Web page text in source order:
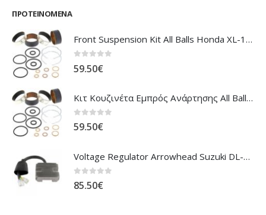
ΠΡΟΤΕΙΝΌΜΕΝΑ
Front Suspension Kit All Balls Honda XL-1000V Varadero
59.50€
Κιτ Κουζινέτα Εμπρός Ανάρτησης All Balls Honda CBR-1100XX Blackbird
0 out of 5
59.50€
Voltage Regulator Arrowhead Suzuki DL-1000 V'Strom
0out of 5
85.50€